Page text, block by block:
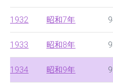
1932 昭和7年
1933 昭和8年
1934 昭和9年